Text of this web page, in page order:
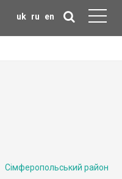
uk ru en
Сімферопольський район